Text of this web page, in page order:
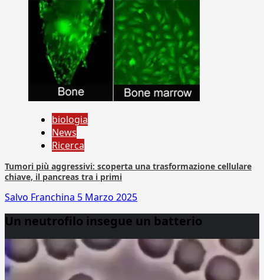
biologia
News
Ricerca
Tumori più aggressivi: scoperta una trasformazione cellulare
chiave, il pancreas tra i primi
Salvo Franchina 5 Marzo 2025
Un neutrofilo insegue un batterio
Player